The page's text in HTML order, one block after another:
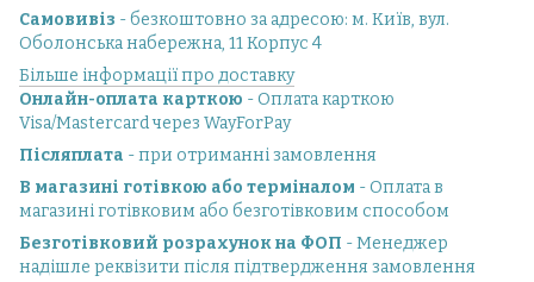
Самовивіз - безкоштовно за адресою: м. Київ, вул.
Оболонська набережна, 11 Корпус 4
Більше інформації про доставку
Онлайн-оплата карткою - Оплата карткою
Visa/Mastercard через WayForPay
Післяплата - при отриманні замовлення
В магазині готівкою або терміналом - Оплата в
магазині готівковим або безготівковим способом
Безготівковий розрахунок на ФОП - Менеджер
надішле реквізити після підтвердження замовлення